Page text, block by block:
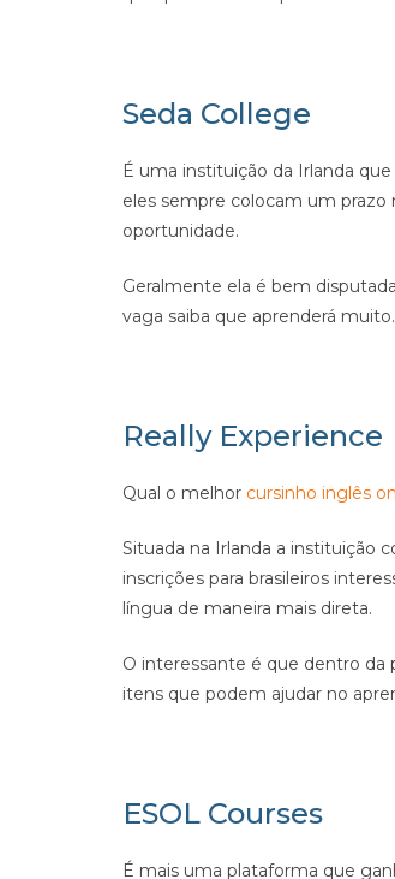
Seda College
É uma instituição da Irlanda
eles sempre colocam um prazo
oportunidade.
Geralmente ela é bem
vaga saiba que aprenderá muito.
Really Experience
Qual o melhor cursinho inglês
Situada na Irlanda a instituição
inscrições para brasileiros
língua de maneira mais direta.
O interessante é que dentro da
itens que podem ajudar no
ESOL Courses
É mais uma plataforma que